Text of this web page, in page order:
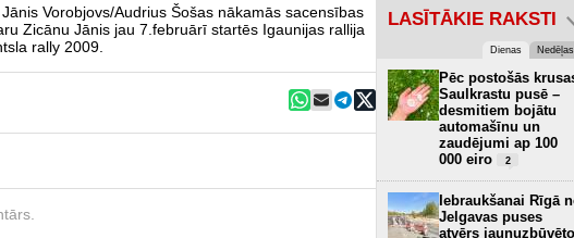
Vorobjovs/Audrius Šošas nākamās sacensības
Zicānu Jānis jau 7.februārī startēs Igaunijas rallija
rally 2009.
LASĪTĀKIE RAKSTI
Dienas Nedēļas
Pēc postošās
Saulkrastu pusē –
desmitiem bojātu
automašīnu un
zaudējumi ap 100
000 eiro
2
Iebraukšanai Rīgā
Jelgavas puses
atvērs jaunuzbūvēto